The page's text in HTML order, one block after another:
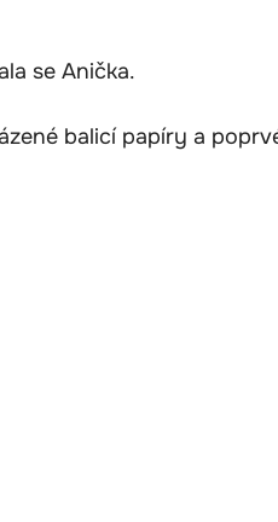
se Anička.
balicí papíry a